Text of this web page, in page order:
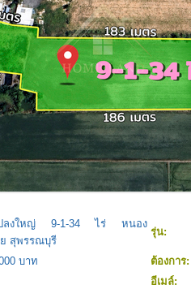
ลงใหญ่ 9-1-34 ไร่ หนอง
สุพรรณบุรี
รุ่น:
บาท ต้องการ:
อีเมล์: